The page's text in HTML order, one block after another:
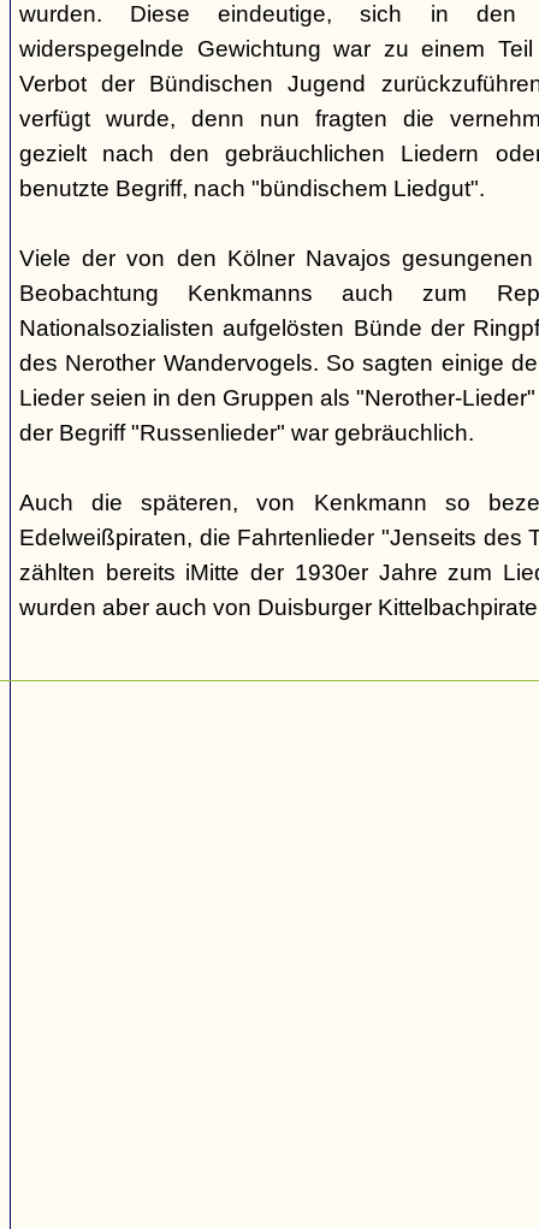
wurden. Diese eindeutige, sich in den
widerspegelnde Gewichtung war zu einem
Verbot der Bündischen Jugend
verfügt wurde, denn nun fragten die
gezielt nach den gebräuchlichen Liedern
benutzte Begriff, nach "bündischem Liedgut".
Viele der von den Kölner Navajos
Beobachtung Kenkmanns auch zum
Nationalsozialisten aufgelösten Bünde der
des Nerother Wandervogels. So sagten einige
Lieder seien in den Gruppen als "Nerother-
der Begriff "Russenlieder" war gebräuchlich.
Auch die späteren, von Kenkmann so
Edelweißpiraten, die Fahrtenlieder "Jenseits des
zählten bereits iMitte der 1930er Jahre zum
wurden aber auch von Duisburger